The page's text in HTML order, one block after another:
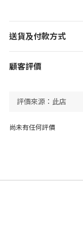
送貨及付款方式
顧客評價
尚未有任何評價